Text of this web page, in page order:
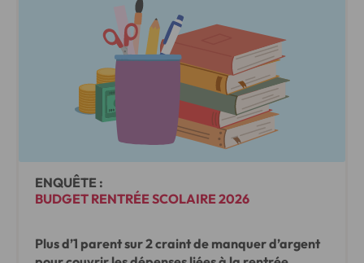
ENQUÊTE :
BUDGET RENTRÉE SCOLAIRE 2026
Plus d’1 parent sur 2 craint de manquer d’argent